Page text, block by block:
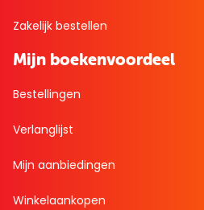
Zakelijk bestellen
Mijn boekenvoordeel
Bestellingen
Verlanglijst
Mijn aanbiedingen
Winkelaankopen